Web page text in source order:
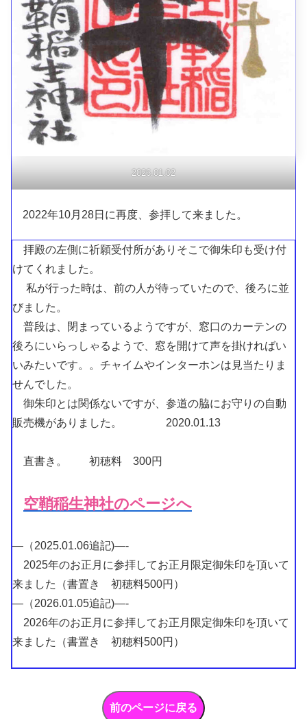
2026.01.02
2022年10月28日に再度、参拝して来ました。
拝殿の左側に祈願受付所がありそこで御朱印も受け付
けてくれました。
私が行った時は、前の人が待っていたので、後ろに並
びました。
普段は、閉まっているようですが、窓口のカーテンの
後ろにいらっしゃるようで、窓を開けて声を掛ければい
いみたいです。。チャイムやインターホンは見当たりま
せんでした。
御朱印とは関係ないですが、参道の脇にお守りの自動
販売機がありました。 2020.01.13
直書き。 初穂料 300円
空鞘稲生神社のページへ
—（2025.01.06追記)—-
2025年のお正月に参拝してお正月限定御朱印を頂いて
来ました（書置き 初穂料500円）
—（2026.01.05追記)—-
2026年のお正月に参拝してお正月限定御朱印を頂いて
来ました（書置き 初穂料500円）